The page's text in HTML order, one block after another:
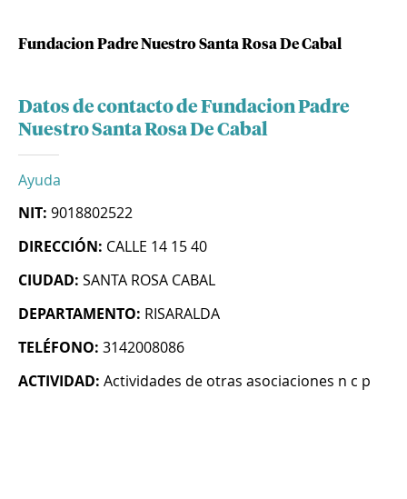
Fundacion Padre Nuestro Santa Rosa De Cabal
Datos de contacto de Fundacion Padre
Nuestro Santa Rosa De Cabal
Ayuda
NIT: 9018802522
DIRECCIÓN: CALLE 14 15 40
CIUDAD: SANTA ROSA CABAL
DEPARTAMENTO: RISARALDA
TELÉFONO: 3142008086
ACTIVIDAD: Actividades de otras asociaciones n c p